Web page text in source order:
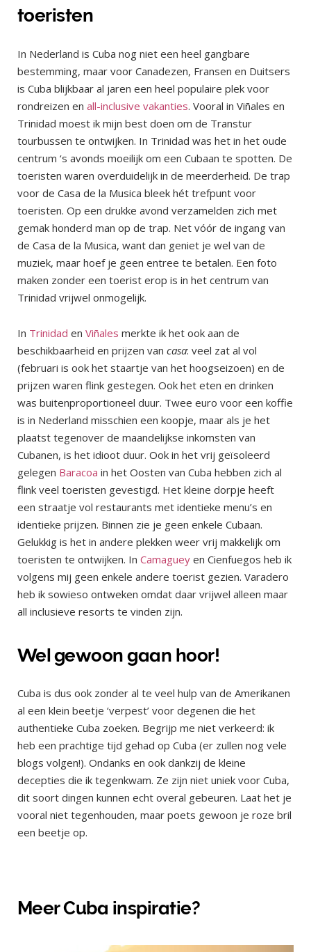
toeristen
In Nederland is Cuba nog niet een heel gangbare
bestemming, maar voor Canadezen, Fransen en Duitsers
is Cuba blijkbaar al jaren een heel populaire plek voor
rondreizen en all-inclusive vakanties. Vooral in Viñales en
Trinidad moest ik mijn best doen om de Transtur
tourbussen te ontwijken. In Trinidad was het in het oude
centrum ‘s avonds moeilijk om een Cubaan te spotten. De
toeristen waren overduidelijk in de meerderheid. De trap
voor de Casa de la Musica bleek hét trefpunt voor
toeristen. Op een drukke avond verzamelden zich met
gemak honderd man op de trap. Net vóór de ingang van
de Casa de la Musica, want dan geniet je wel van de
muziek, maar hoef je geen entree te betalen. Een foto
maken zonder een toerist erop is in het centrum van
Trinidad vrijwel onmogelijk.
In Trinidad en Viñales merkte ik het ook aan de
beschikbaarheid en prijzen van casa: veel zat al vol
(februari is ook het staartje van het hoogseizoen) en de
prijzen waren flink gestegen. Ook het eten en drinken
was buitenproportioneel duur. Twee euro voor een koffie
is in Nederland misschien een koopje, maar als je het
plaatst tegenover de maandelijkse inkomsten van
Cubanen, is het idioot duur. Ook in het vrij geïsoleerd
gelegen Baracoa in het Oosten van Cuba hebben zich al
flink veel toeristen gevestigd. Het kleine dorpje heeft
een straatje vol restaurants met identieke menu’s en
identieke prijzen. Binnen zie je geen enkele Cubaan.
Gelukkig is het in andere plekken weer vrij makkelijk om
toeristen te ontwijken. In Camaguey en Cienfuegos heb ik
volgens mij geen enkele andere toerist gezien. Varadero
heb ik sowieso ontweken omdat daar vrijwel alleen maar
all inclusieve resorts te vinden zijn.
Wel gewoon gaan hoor!
Cuba is dus ook zonder al te veel hulp van de Amerikanen
al een klein beetje ‘verpest’ voor degenen die het
authentieke Cuba zoeken. Begrijp me niet verkeerd: ik
heb een prachtige tijd gehad op Cuba (er zullen nog vele
blogs volgen!). Ondanks en ook dankzij de kleine
decepties die ik tegenkwam. Ze zijn niet uniek voor Cuba,
dit soort dingen kunnen echt overal gebeuren. Laat het je
vooral niet tegenhouden, maar poets gewoon je roze bril
een beetje op.
Meer Cuba inspiratie?